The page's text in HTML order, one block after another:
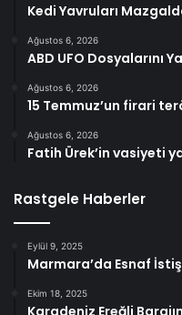
Kedi Yavruları
Ağustos 6, 2026
ABD UFO Dosyalarını
Ağustos 6, 2026
15 Temmuz’un firari
Ağustos 6, 2026
Fatih Ürek’in vasiyeti
Rastgele Haberler
Eylül 9, 2025
Marmara’da Esnaf
Ekim 18, 2025
Karadeniz Ereğli